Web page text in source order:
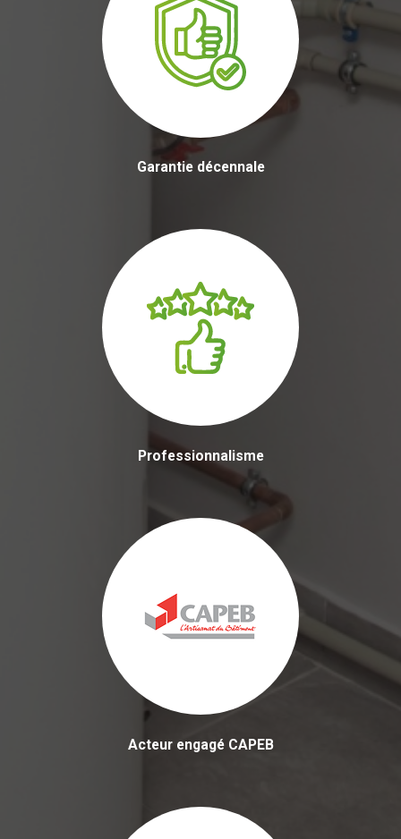
Garantie décennale
Professionnalisme
Acteur engagé CAPEB